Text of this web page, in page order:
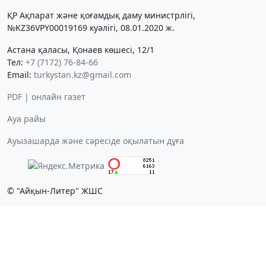
ҚР Ақпарат және қоғамдық даму министрлігі,
№KZ36VPY00019169 куәлігі, 08.01.2020 ж.
Астана қаласы, Қонаев көшесі, 12/1
Тел: +7 (7172) 76-84-66
Email: turkystan.kz@gmail.com
PDF | онлайн газет
Ауа райы
Ауызашарда және сәресіде оқылатын дұға
© "Айқын-Литер" ЖШС